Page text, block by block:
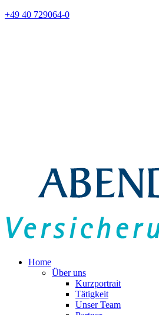
+49 40 729064-0
Home
Über uns
Kurzportrait
Tätigkeit
Unser Team